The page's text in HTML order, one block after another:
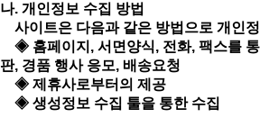
나. 개인정보 수집 방법
사이트은 다음과 같은 방법으로 개인
◈ 홈페이지, 서면양식, 전화, 팩스를 통
판, 경품 행사 응모, 배송요청
◈ 제휴사로부터의 제공
◈ 생성정보 수집 툴을 통한 수집